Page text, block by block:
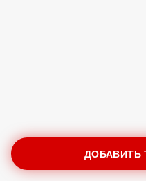
ДОБАВИТЬ